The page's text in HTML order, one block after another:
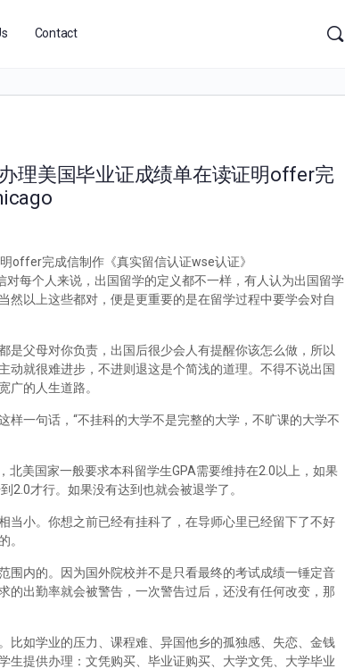
Contact
理美国毕业证成绩单在读证明offer完
offer完成信制作《真实留信认证wse认证》
每个人来说，出国留学的定义都不一样，有人认为出国留学
以上这些都对，便是更重要的是在留学过程中要学会对自
父母对你负责，出国后很少会人有提醒你该怎么做，所以
就很难进步，不进则退这是个简浅的道理。不得不说出国
广的人生道路。
一句话，“不挂科的大学不是完整的大学，不旷课的大学不
美国家一般要求本科留学生GPA需要维持在2.0以上，如果
2.0才行。如果没有达到也就会被退学了。
当小。你想之前已经有挂科了，在导师心里已经留下了不好
。
围内的。因为国外院校并不是只看最终的考试成绩一锤定音
的出勤率就会被警告，一次警告过后，还没有任何改变，那
比如学业的压力、课程难、异国他乡的孤独感、失恋、金钱
生提供办理：文凭购买、毕业证购买、大学文凭、大学毕业